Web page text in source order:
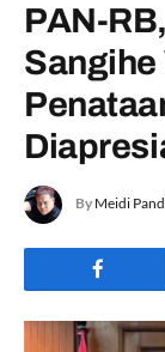
PAN-
Sangihe
By Meidi